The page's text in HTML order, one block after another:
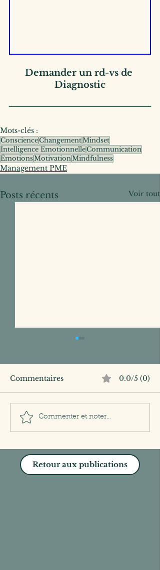
Demander un rd-vs de
Diagnostic
Mots-clés :
ConscienceChangementMindset
Intelligence EmotionnelleCommunication
ÉmotionsMotivationMindfulness
Management PME
Posts récents Voir tout
Leadership : le grand
ménage de printemps
Commentaires 0.0/5 (0)
Commenter et noter...
Retour aux publications